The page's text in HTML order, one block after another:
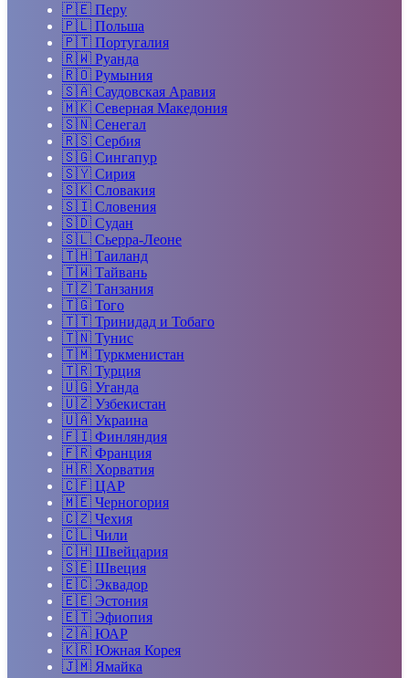
🇵🇪 Перу
🇵🇱 Польша
🇵🇹 Португалия
🇷🇼 Руанда
🇷🇴 Румыния
🇸🇦 Саудовская Аравия
🇲🇰 Северная Македония
🇸🇳 Сенегал
🇷🇸 Сербия
🇸🇬 Сингапур
🇸🇾 Сирия
🇸🇰 Словакия
🇸🇮 Словения
🇸🇩 Судан
🇸🇱 Сьерра-Леоне
🇹🇭 Таиланд
🇹🇼 Тайвань
🇹🇿 Танзания
🇹🇬 Того
🇹🇹 Тринидад и Тобаго
🇹🇳 Тунис
🇹🇲 Туркменистан
🇹🇷 Турция
🇺🇬 Уганда
🇺🇿 Узбекистан
🇺🇦 Украина
🇫🇮 Финляндия
🇫🇷 Франция
🇭🇷 Хорватия
🇨🇫 ЦАР
🇲🇪 Черногория
🇨🇿 Чехия
🇨🇱 Чили
🇨🇭 Швейцария
🇸🇪 Швеция
🇪🇨 Эквадор
🇪🇪 Эстония
🇪🇹 Эфиопия
🇿🇦 ЮАР
🇰🇷 Южная Корея
🇯🇲 Ямайка